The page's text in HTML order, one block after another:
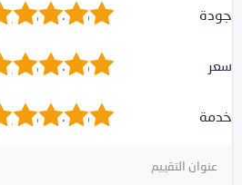
جودة 5
4
3
2
سعر 5
4
3
2
خدمة 5
4
3
2